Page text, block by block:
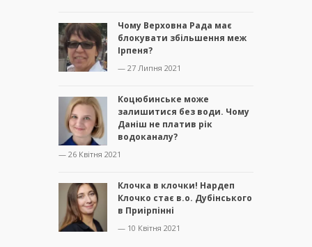
Чому Верховна Рада має
блокувати збільшення меж
Ірпеня?
— 27 Липня 2021
Коцюбинське може
залишитися без води. Чому
Даніш не платив рік
водоканалу?
— 26 Квітня 2021
Клочка в клочки! Нардеп
Клочко стає в.о. Дубінського
в Приірпінні
— 10 Квітня 2021